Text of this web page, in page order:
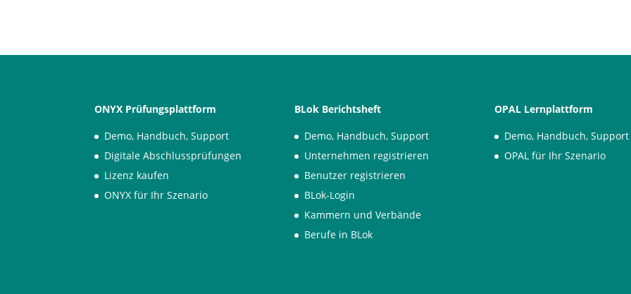
ONYX Prüfungsplattform
Demo, Handbuch, Support
Digitale Abschlussprüfungen
Lizenz kaufen
ONYX für Ihr Szenario
BLok Berichtsheft
Demo, Handbuch, Support
Unternehmen registrieren
Benutzer registrieren
BLok-Login
Kammern und Verbände
Berufe in BLok
OPAL Lernplattform
Demo, Handbuch, Support
OPAL für Ihr Szenario